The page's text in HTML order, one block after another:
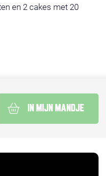
en 2 cakes met 20
IN MIJN MANDJE